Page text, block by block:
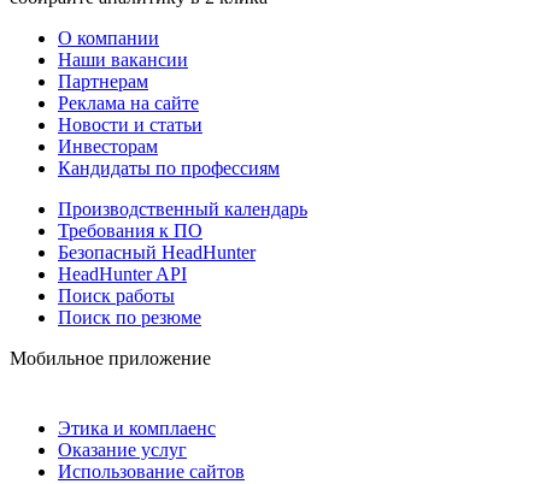
О компании
Наши вакансии
Партнерам
Реклама на сайте
Новости и статьи
Инвесторам
Кандидаты по профессиям
Производственный календарь
Требования к ПО
Безопасный HeadHunter
HeadHunter API
Поиск работы
Поиск по резюме
Мобильное приложение
Этика и комплаенс
Оказание услуг
Использование сайтов